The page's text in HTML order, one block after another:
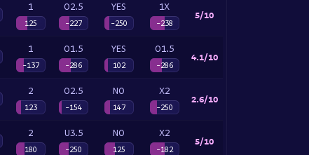
1
125
O2.5
-227
YES
-250
1X
-238
5/10
1
-137
O1.5
-286
YES
102
O1.5
-286
4.1/10
2
123
O2.5
-154
NO
147
X2
-250
2.6/10
2
180
U3.5
-250
NO
125
X2
-182
5/10